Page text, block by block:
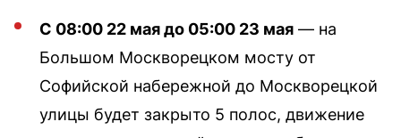
С 08:00 22 мая до 05:00 23 мая — на
Большом Москворецком мосту от
Софийской набережной до Москворецкой
улицы будет закрыто 5 полос, движение